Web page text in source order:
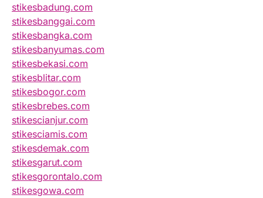
stikesbadung.com
stikesbanggai.com
stikesbangka.com
stikesbanyumas.com
stikesbekasi.com
stikesblitar.com
stikesbogor.com
stikesbrebes.com
stikescianjur.com
stikesciamis.com
stikesdemak.com
stikesgarut.com
stikesgorontalo.com
stikesgowa.com